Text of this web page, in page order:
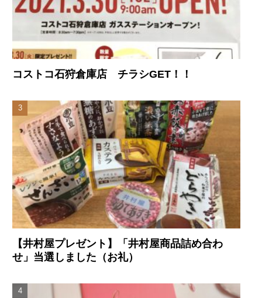
コストコ石狩倉庫店 チラシGET！！
【井村屋プレゼント】「井村屋商品詰め合わ
せ」当選しました（お礼）